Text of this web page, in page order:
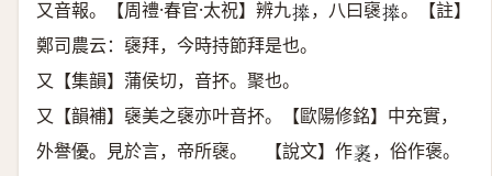
又音報。【周禮·春官·太祝】辨九𢱭 ，八曰襃𢱭 。【註】
鄭司農云：襃拜，今時持節拜是也。
又【集韻】蒲侯切，音抔。聚也。
又【韻補】襃美之襃亦叶音抔。【歐陽修銘】中充實，
外譽優。見於言，帝所襃。 【說文】作𧛙 ，俗作褒。